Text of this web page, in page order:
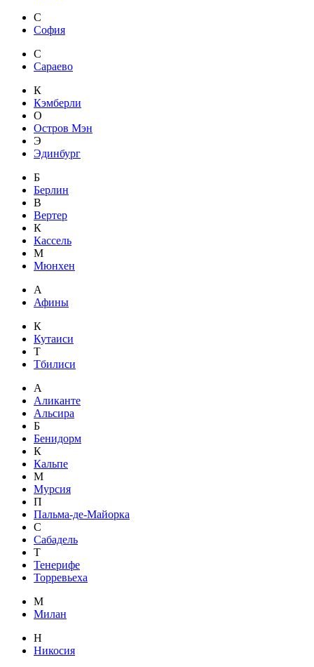
С
София
С
Сараево
К
Кэмберли
О
Остров Мэн
Э
Эдинбург
Б
Берлин
В
Вертер
К
Кассель
М
Мюнхен
А
Афины
К
Кутаиси
Т
Тбилиси
А
Аликанте
Альсира
Б
Бенидорм
К
Кальпе
М
Мурсия
П
Пальма-де-Майорка
С
Сабадель
Т
Тенерифе
Торревьеха
М
Милан
Н
Никосия